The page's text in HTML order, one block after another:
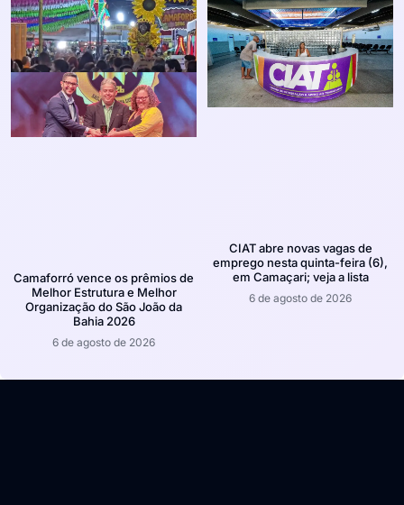
Camaforró vence os prêmios de
Melhor Estrutura e Melhor
Organização do São João da
Bahia 2026
6 de agosto de 2026
CIAT abre novas vagas de
emprego nesta quinta-feira (6),
em Camaçari; veja a lista
6 de agosto de 2026